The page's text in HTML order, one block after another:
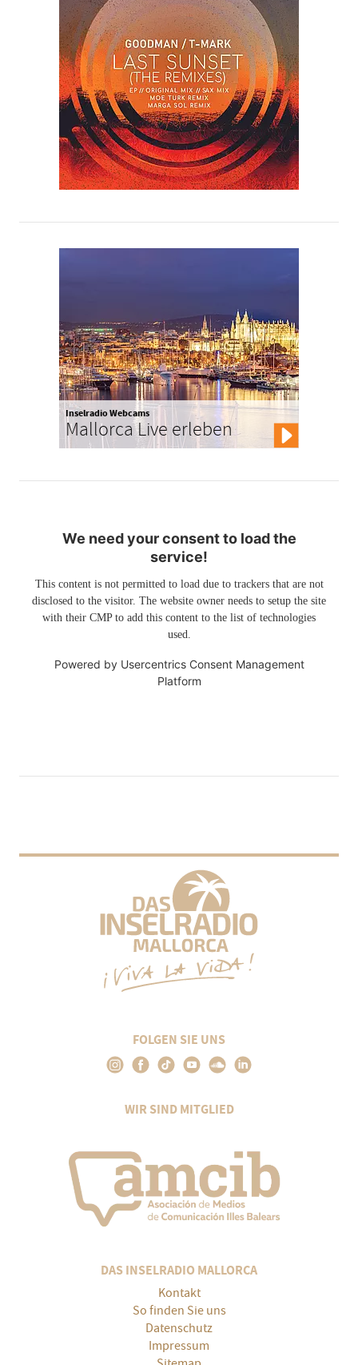
Inselradio Webcams
Mallorca Live erleben
We need your consent to load the
service!
This content is not permitted to load due to trackers that are not
disclosed to the visitor. The website owner needs to setup the site
with their CMP to add this content to the list of technologies
used.
Powered by Usercentrics Consent Management
Platform
FOLGEN SIE UNS
WIR SIND MITGLIED
DAS INSELRADIO MALLORCA
Kontakt
So finden Sie uns
Datenschutz
Impressum